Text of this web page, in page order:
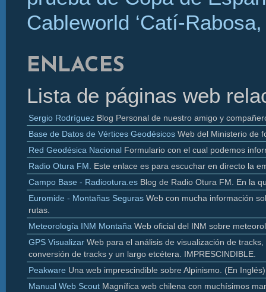
Cableworld ‘Catí-
ENLACES
Lista de páginas web
Sergio Rodríguez Blog Personal de nuestro amigo y
Base de Datos de Vértices Geodésicos Web del Ministerio de
Red Geodésica Nacional Formulario con el cual podemos
Radio Otura FM.
Este enlace es para escuchar en directo la
Campo Base - Radiootura.es Blog de Radio Otura FM. En la
Euromide - Montañas Seguras Web con mucha información
rutas.
Meteorología INM Montaña Web oficial del INM sobre
GPS Visualizar Web para el análisis de visualización de tracks
conversión de tracks y un largo etcétera. IMPRESCINDIBLE.
Peakware Una web imprescindible sobre Alpinismo. (En Inglés)
Manual Web Scout Magnífica web chilena con muchísimos